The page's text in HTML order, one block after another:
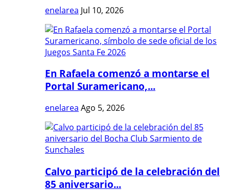
enelarea Jul 10, 2026
En Rafaela comenzó a montarse el
Portal Suramericano,...
enelarea Ago 5, 2026
Calvo participó de la celebración del
85 aniversario...